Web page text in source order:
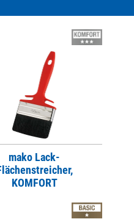
mako Lack-
KOMFORT